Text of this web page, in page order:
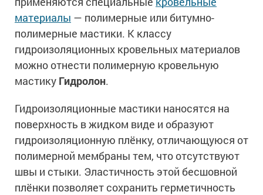
материалы — полимерные или битумно-
полимерные мастики. К классу
гидроизоляционных кровельных материалов
можно отнести полимерную кровельную
мастику Гидролон.
Гидроизоляционные мастики наносятся на
поверхность в жидком виде и образуют
гидроизоляционную плёнку, отличающуюся от
полимерной мембраны тем, что отсутствуют
швы и стыки. Эластичность этой бесшовной
плёнки позволяет сохранить герметичность